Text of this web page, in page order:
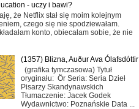
- uczy i bawi?
że Netflix stał się moim kolejnym
czego się nie spodziewałam.
konto, obiecałam sobie, że nie
(1357) Blizna, Auður Ava Ólafsdóttir
(grafika tymczasowa) Tytuł
oryginału: Ör Seria: Seria Dzieł
Pisarzy Skandynawskich
Tłumaczenie: Jacek Godek
Wydawnictwo: Poznańskie Data ...